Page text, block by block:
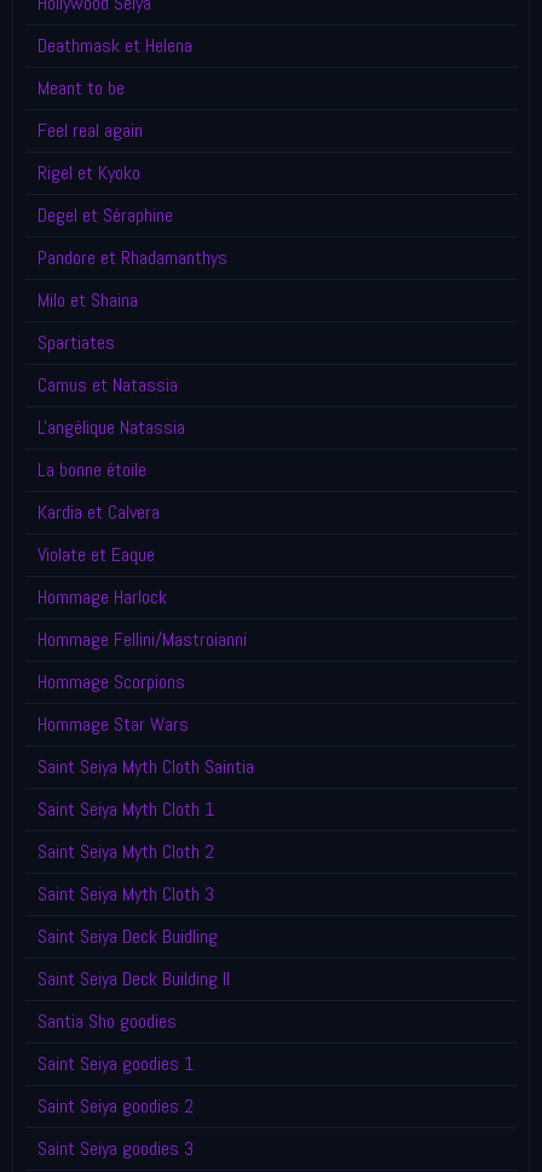
Deathmask et Helena
Meant to be
Feel real again
Rigel et Kyoko
Degel et Séraphine
Pandore et Rhadamanthys
Milo et Shaina
Spartiates
Camus et Natassia
L'angélique Natassia
La bonne étoile
Kardia et Calvera
Violate et Eaque
Hommage Harlock
Hommage Fellini/Mastroianni
Hommage Scorpions
Hommage Star Wars
Saint Seiya Myth Cloth Saintia
Saint Seiya Myth Cloth 1
Saint Seiya Myth Cloth 2
Saint Seiya Myth Cloth 3
Saint Seiya Deck Buidling
Saint Seiya Deck Building II
Santia Sho goodies
Saint Seiya goodies 1
Saint Seiya goodies 2
Saint Seiya goodies 3